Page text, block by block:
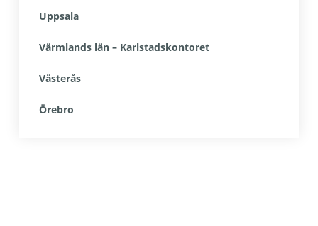
Uppsala
Värmlands län – Karlstadskontoret
Västerås
Örebro